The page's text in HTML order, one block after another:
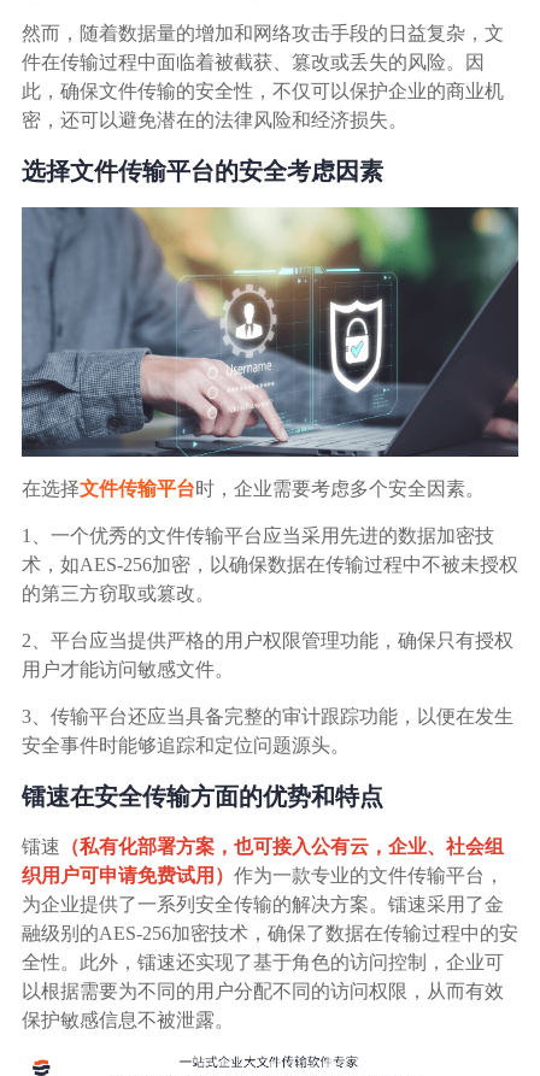
生产制造业
IT互联网行业
影视制作业
然而，随着数据量的增加和网络攻击手段的日益复杂，文
件在传输过程中面临着被截获、篡改或丢失的风险。因
此，确保文件传输的安全性，不仅可以保护企业的商业机
密，还可以避免潜在的法律风险和经济损失。
选择文件传输平台的安全考虑因素
在选择文件传输平台时，企业需要考虑多个安全因素。
1、一个优秀的文件传输平台应当采用先进的数据加密技
术，如AES-256加密，以确保数据在传输过程中不被未授权
的第三方窃取或篡改。
2、平台应当提供严格的用户权限管理功能，确保只有授权
用户才能访问敏感文件。
3、传输平台还应当具备完整的审计跟踪功能，以便在发生
安全事件时能够追踪和定位问题源头。
镭速在安全传输方面的优势和特点
镭速 （私有化部署方案，也可接入公有云，企业、社会组
织用户可申请免费试用） 作为一款专业的文件传输平台，
为企业提供了一系列安全传输的解决方案。镭速采用了金
融级别的AES-256加密技术，确保了数据在传输过程中的安
全性。此外，镭速还实现了基于角色的访问控制，企业可
以根据需要为不同的用户分配不同的访问权限，从而有效
保护敏感信息不被泄露。